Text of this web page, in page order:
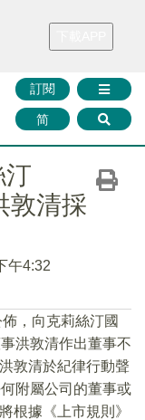
財華證券 媒體矩陣
訂閱
简
汀
敦清採
午4:32
，向克莉絲汀國
洪敦清作出董事不
敦清於紀律行動聲
附屬公司的董事或
根據《上市規則》